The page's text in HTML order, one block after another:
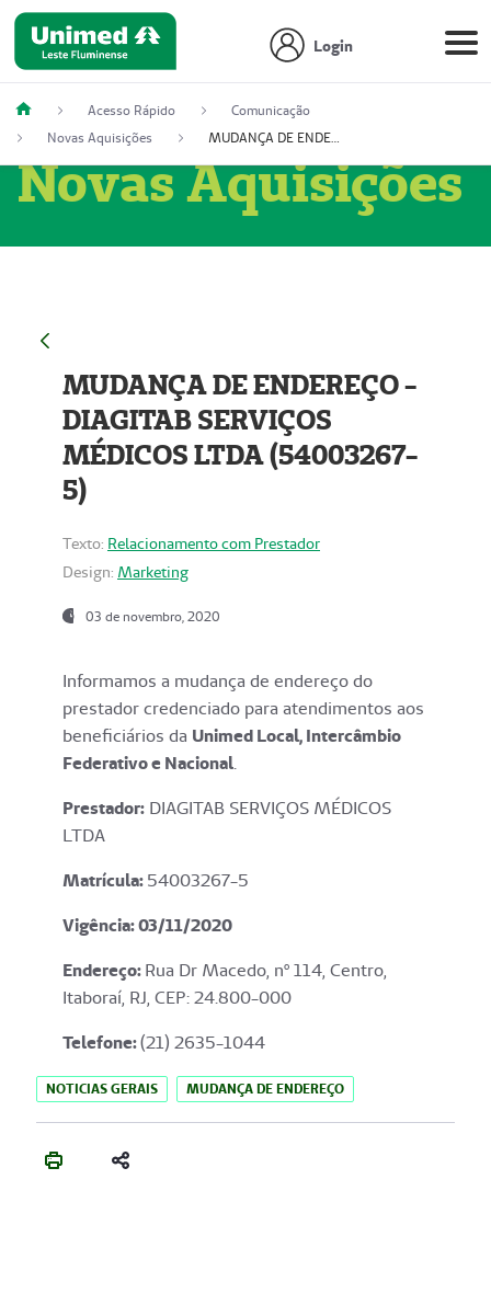
Login
Acesso Rápido
Comunicação
Novas Aquisições
MUDANÇA DE ENDEREÇO - DIAGITAB SERVIÇOS MÉDICOS LTDA (54003267-5)
Novas Aquisições
MUDANÇA DE ENDEREÇO -
DIAGITAB SERVIÇOS
MÉDICOS LTDA (54003267-
5)
Texto: Relacionamento com Prestador
Design: Marketing
03 de novembro, 2020
Informamos a mudança de endereço do
prestador credenciado para atendimentos aos
beneficiários da Unimed Local, Intercâmbio
Federativo e Nacional.
Prestador: DIAGITAB SERVIÇOS MÉDICOS
LTDA
Matrícula:54003267-5
Vigência: 03/11/2020
Endereço:Rua Dr Macedo, nº 114, Centro,
Itaboraí, RJ, CEP: 24.800-000
Telefone:(21) 2635-1044
NOTICIAS GERAIS MUDANÇA DE ENDEREÇO